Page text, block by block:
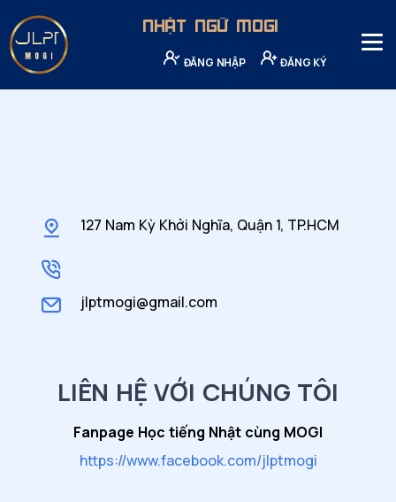
NHẬT NGỮ MOGI
ĐĂNG NHẬP ĐĂNG KÝ
127 Nam Kỳ Khởi Nghĩa, Quận 1, TP.HCM
jlptmogi@gmail.com
LIÊN HỆ VỚI CHÚNG TÔI
Fanpage Học tiếng Nhật cùng MOGI
https://www.facebook.com/jlptmogi